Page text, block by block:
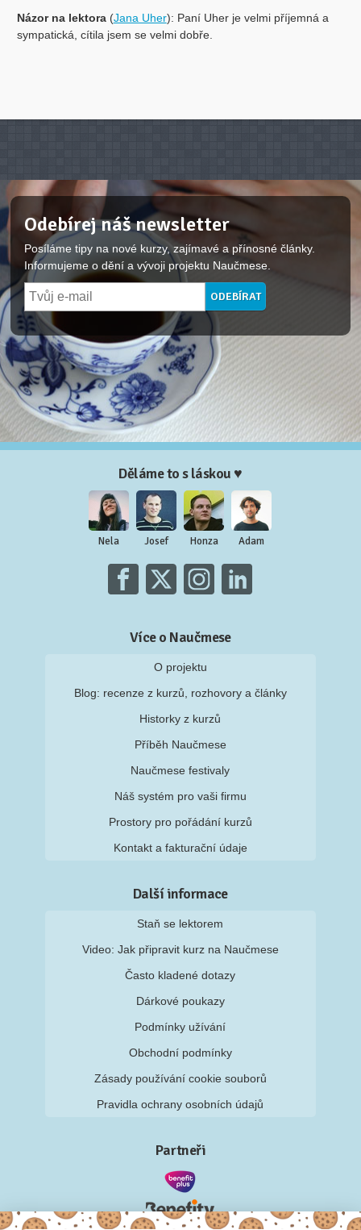
Názor na lektora(Jana Uher): Paní Uher je velmi příjemná a
sympatická, cítila jsem se velmi dobře.
Odebírej náš newsletter
Posíláme tipy na nové kurzy, zajímavé a přínosné články.
Informujeme o dění a vývoji projektu Naučmese.
Děláme to s láskou ♥
Nela Josef Honza Adam
Více o Naučmese
O projektu
Blog: recenze z kurzů, rozhovory a články
Historky z kurzů
Příběh Naučmese
Naučmese festivaly
Náš systém pro vaši firmu
Prostory pro pořádání kurzů
Kontakt a fakturační údaje
Další informace
Staň se lektorem
Video: Jak připravit kurz na Naučmese
Často kladené dotazy
Dárkové poukazy
Podmínky užívání
Obchodní podmínky
Zásady používání cookie souborů
Pravidla ochrany osobních údajů
Partneři